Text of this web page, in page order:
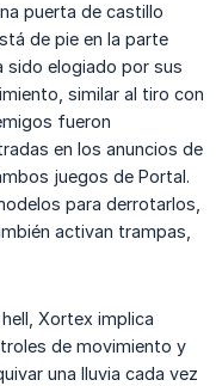
puerta de castillo
de pie en la parte
sido elogiado por sus
similar al tiro con
fueron
en los anuncios de
juegos de Portal.
para derrotarlos,
activan trampas,
Xortex implica
de movimiento y
una lluvia cada vez